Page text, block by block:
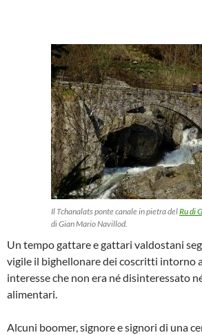
Il Tchanalats ponte canale in pietra delRu di
di Gian Mario Navillod.
Un tempo gattare e gattari valdostani
vigile il bighellonare dei coscritti intorno
interesse che non era né disinteressato
alimentari.
Alcuni boomer, signore e signori di una